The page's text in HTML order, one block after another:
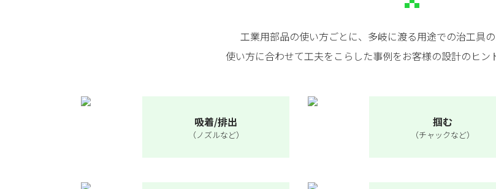
工業用部品の使い方ごとに、多岐に渡る用途での治工具
使い方に合わせて工夫をこらした事例をお客様の設計のヒン
吸着/排出
（ノズルなど）
掴む
（チャックなど）